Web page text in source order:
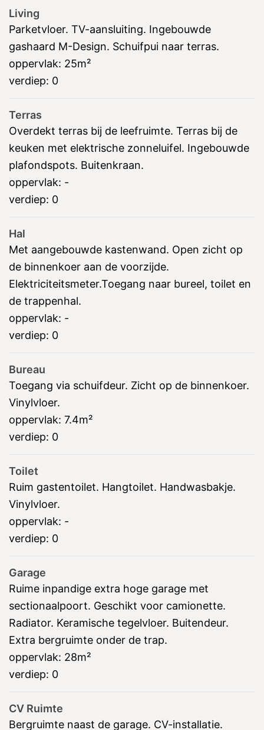
Living
Parketvloer. TV-aansluiting. Ingebouwde
gashaard M-Design. Schuifpui naar terras.
oppervlak: 25m²
verdiep: 0
Terras
Overdekt terras bij de leefruimte. Terras bij de
keuken met elektrische zonneluifel. Ingebouwde
plafondspots. Buitenkraan.
oppervlak: -
verdiep: 0
Hal
Met aangebouwde kastenwand. Open zicht op
de binnenkoer aan de voorzijde.
Elektriciteitsmeter.Toegang naar bureel, toilet en
de trappenhal.
oppervlak: -
verdiep: 0
Bureau
Toegang via schuifdeur. Zicht op de binnenkoer.
Vinylvloer.
oppervlak: 7.4m²
verdiep: 0
Toilet
Ruim gastentoilet. Hangtoilet. Handwasbakje.
Vinylvloer.
oppervlak: -
verdiep: 0
Garage
Ruime inpandige extra hoge garage met
sectionaalpoort. Geschikt voor camionette.
Radiator. Keramische tegelvloer. Buitendeur.
Extra bergruimte onder de trap.
oppervlak: 28m²
verdiep: 0
CV Ruimte
Bergruimte naast de garage. CV-installatie.